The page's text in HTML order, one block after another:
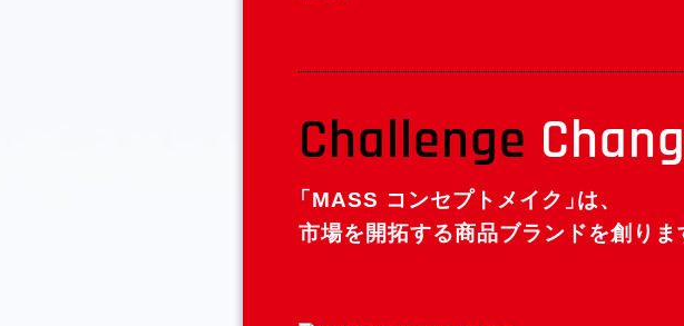
Challenge
「 MASS コンセプトメイク 」は、
市場を開拓する商品ブランドを創りま